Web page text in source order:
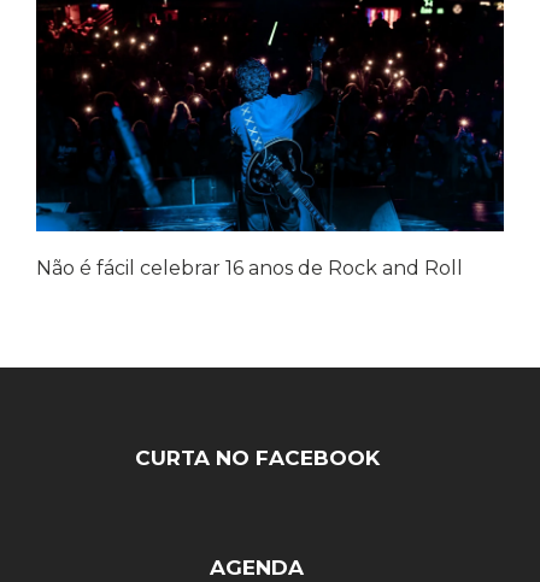
Não é fácil celebrar 16 anos de Rock and Roll
CURTA NO FACEBOOK
AGENDA